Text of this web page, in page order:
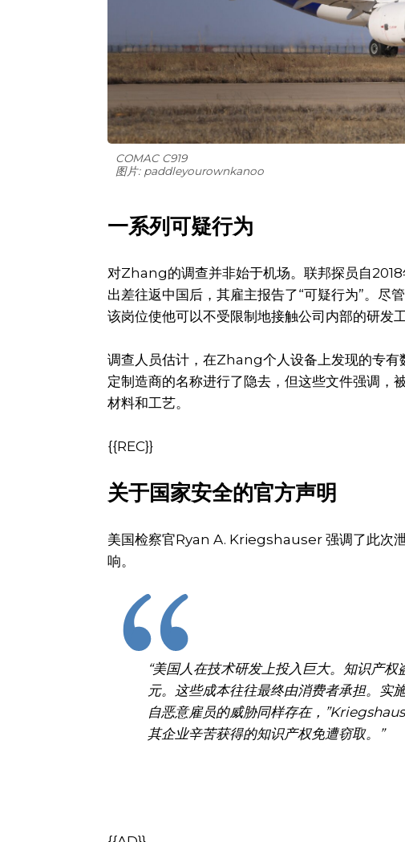
COMAC C919
图片: paddleyourownkanoo
一系列可疑行为
对Zhang的调查并非始于机场。联邦探员自
出差往返中国后，其雇主报告了“可疑行为”。尽
该岗位使他可以不受限制地接触公司内部的研发工
调查人员估计，在Zhang个人设备上发现的专有
定制造商的名称进行了隐去，但这些文件强调，
材料和工艺。
{{REC}}
关于国家安全的官方声明
美国检察官Ryan A. Kriegshauser 强调了此次
响。
“美国人在技术研发上投入巨大。知识产
元。这些成本往往最终由消费者承担。实
自恶意雇员的威胁同样存在，
其企业辛苦获得的知识产权免遭窃取。”